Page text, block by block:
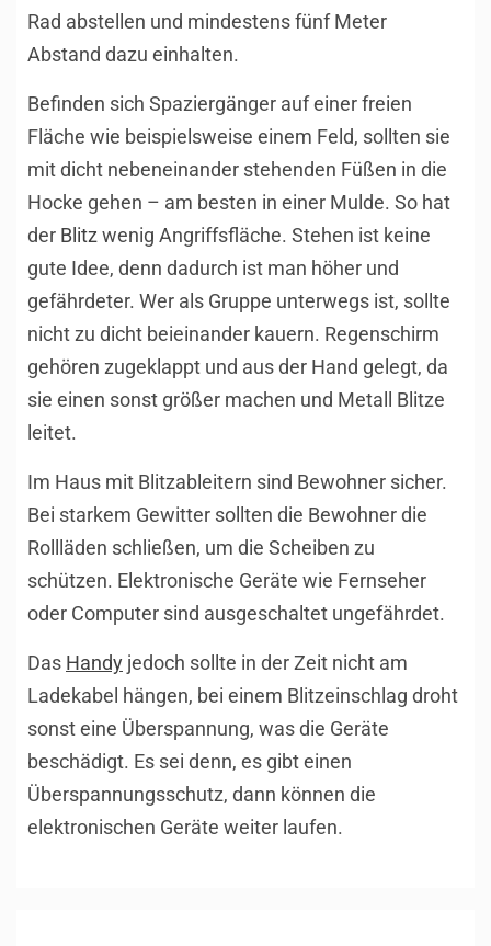
Rad abstellen und mindestens fünf Meter
Abstand dazu einhalten.
Befinden sich Spaziergänger auf einer freien
Fläche wie beispielsweise einem Feld, sollten sie
mit dicht nebeneinander stehenden Füßen in die
Hocke gehen – am besten in einer Mulde. So hat
der Blitz wenig Angriffsfläche. Stehen ist keine
gute Idee, denn dadurch ist man höher und
gefährdeter. Wer als Gruppe unterwegs ist, sollte
nicht zu dicht beieinander kauern. Regenschirm
gehören zugeklappt und aus der Hand gelegt, da
sie einen sonst größer machen und Metall Blitze
leitet.
Im Haus mit Blitzableitern sind Bewohner sicher.
Bei starkem Gewitter sollten die Bewohner die
Rollläden schließen, um die Scheiben zu
schützen. Elektronische Geräte wie Fernseher
oder Computer sind ausgeschaltet ungefährdet.
Das Handy jedoch sollte in der Zeit nicht am
Ladekabel hängen, bei einem Blitzeinschlag droht
sonst eine Überspannung, was die Geräte
beschädigt. Es sei denn, es gibt einen
Überspannungsschutz, dann können die
elektronischen Geräte weiter laufen.